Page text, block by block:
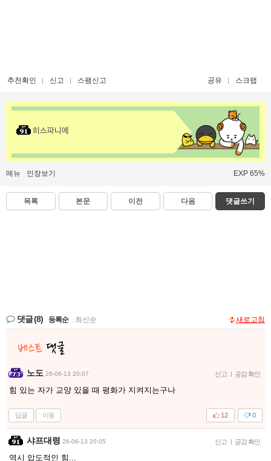
추천확인 신고 스팸신고 공유 스크랩
히스파니에
메뉴 인장보기 EXP 65%
목록 본문 이전 다음 댓글쓰기
댓글(8) 등록순 최신순 새로고침
노도 26-06-13 20:07 신고 | 공감 확인
힘 있는 자가 교양 있을 때 평화가 지켜지는구나
답글 이동 0
12
샤프대령 26-06-13 20:05 신고 | 공감 확인
역시 압도적인 힘...